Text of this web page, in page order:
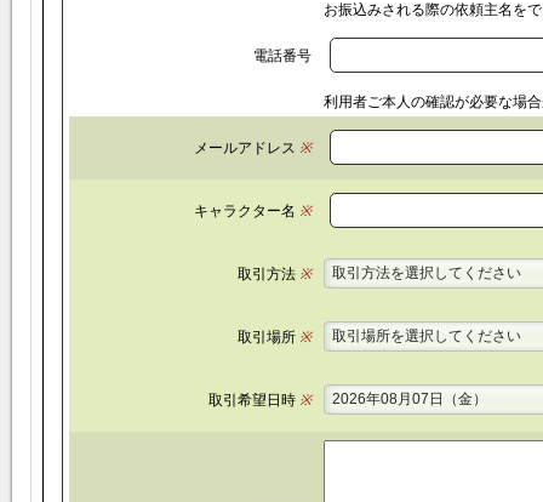
お振込みされる際の依頼主名を
電話番号
利用者ご本人の確認が必要な場
メールアドレス ※
キャラクター名 ※
取引方法※ 取引方法を選択してください
取引場所※ 取引場所を選択してください
取引希望日時※ 2026年08月07日（金）